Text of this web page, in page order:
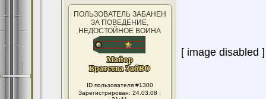
ПОЛЬЗОВАТЕЛЬ ЗАБАНЕН
ЗА ПОВЕДЕНИЕ,
НЕДОСТОЙНОЕ ВОИНА
ID пользователя #1300
Зарегистрирован: 24.03.08 :
[ image disabled ]